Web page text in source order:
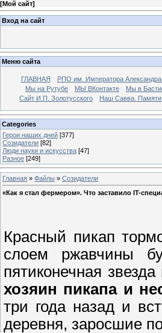
[Мой сайт]
Вход на сайт
Меню сайта
ГЛАВНАЯ РПО им. Императора Александра
Мы на Рутубе
МЫ ВКонтакте Мы в
Сайт И.П. Золотусского
Наш Савва.
Categories
Герои наших дней [377]
Созидатели [82]
Люди науки и искусства [47]
Разное [249]
Главная » Файлы » Созидатели
«Как я стал фермером». Что заставило IT-
Красный пикап
слоем ржавчины
пятиконечная
хозяин пикапа и
три года назад и
деревня, заросшие